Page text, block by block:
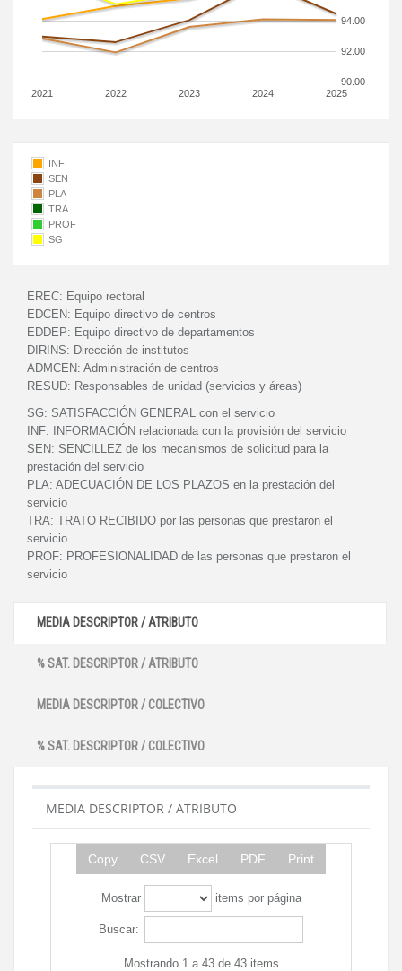
2021 2022 2023 2024 2025
90.00
92.00
94.00
INF
SEN
PLA
TRA
PROF
SG
EREC: Equipo rectoral
EDCEN: Equipo directivo de centros
EDDEP: Equipo directivo de departamentos
DIRINS: Dirección de institutos
ADMCEN: Administración de centros
RESUD: Responsables de unidad (servicios y áreas)
SG: SATISFACCIÓN GENERAL con el servicio
INF:
INFORMACIÓN relacionada con la provisión del servicio
SEN: SENCILLEZ de los mecanismos de solicitud para la
prestación del servicio
PLA: ADECUACIÓN DE LOS PLAZOS en la prestación del
servicio
TRA: TRATO RECIBIDO por las personas que prestaron el
servicio
PROF: PROFESIONALIDAD de las personas que prestaron el
servicio
MEDIA DESCRIPTOR / ATRIBUTO
% SAT. DESCRIPTOR / ATRIBUTO
MEDIA DESCRIPTOR / COLECTIVO
% SAT. DESCRIPTOR / COLECTIVO
MEDIA DESCRIPTOR / ATRIBUTO
Copy CSV Excel PDF Print
Mostrar items por página
Buscar:
Mostrando 1 a 43 de 43 items